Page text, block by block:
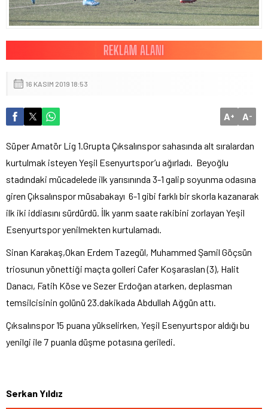
16 KASIM 2019 18:53
A+ A-
Süper Amatör Lig 1.Grupta Çıksalınspor sahasında alt sıralardan
kurtulmak isteyen Yeşil Esenyurtspor’u ağırladı. Beyoğlu
stadındaki mücadelede ilk yarısınında 3-1 galip soyunma odasına
giren Çıksalınspor müsabakayı 6-1 gibi farklı bir skorla kazanarak
ilk iki iddiasını sürdürdü. İlk yarım saate rakibini zorlayan Yeşil
Esenyurtspor yenilmekten kurtulamadı.
Sinan Karakaş,Okan Erdem Tazegül, Muhammed Şamil Göçsün
triosunun yönettiği maçta golleri Cafer Koşaraslan (3), Halit
Danacı, Fatih Köse ve Sezer Erdoğan atarken, deplasman
temsilcisinin golünü 23.dakikada Abdullah Ağgün attı.
Çıksalınspor 15 puana yükselirken, Yeşil Esenyurtspor aldığı bu
yenilgi ile 7 puanla düşme potasına geriledi.
Serkan Yıldız